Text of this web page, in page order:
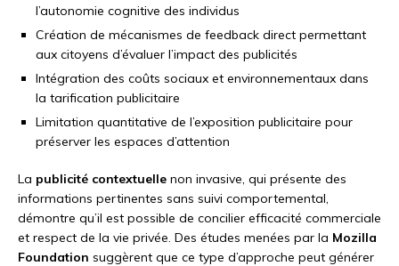
l’autonomie cognitive des individus
Création de mécanismes de feedback direct permettant
aux citoyens d’évaluer l’impact des publicités
Intégration des coûts sociaux et environnementaux dans
la tarification publicitaire
Limitation quantitative de l’exposition publicitaire pour
préserver les espaces d’attention
La publicité contextuelle non invasive, qui présente des
informations pertinentes sans suivi comportemental,
démontre qu’il est possible de concilier efficacité commerciale
et respect de la vie privée. Des études menées par la Mozilla
Foundation suggèrent que ce type d’approche peut générer